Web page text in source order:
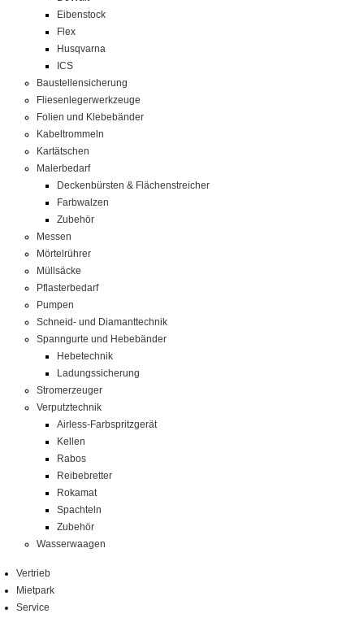
Eibenstock
Flex
Husqvarna
ICS
Baustellensicherung
Fliesenlegerwerkzeuge
Folien und Klebebänder
Kabeltrommeln
Kartätschen
Malerbedarf
Deckenbürsten & Flächenstreicher
Farbwalzen
Zubehör
Messen
Mörtelrührer
Müllsäcke
Pflasterbedarf
Pumpen
Schneid- und Diamanttechnik
Spanngurte und Hebebänder
Hebetechnik
Ladungssicherung
Stromerzeuger
Verputztechnik
Airless-Farbspritzgerät
Kellen
Rabos
Reibebretter
Rokamat
Spachteln
Zubehör
Wasserwaagen
Vertrieb
Mietpark
Service